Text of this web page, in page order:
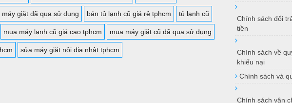
máy giặt đã qua sử dụng bán tủ lạnh cũ giá rẻ tphcm tủ lạnh cũ
mua máy lạnh cũ giá cao tphcm mua máy giặt cũ đã qua sử dụng
sửa máy giặt nội địa nhật tphcm
Chính sách đổi
tiền
Chính sách về
khiếu nại
Chính sách và
Chính sách vận